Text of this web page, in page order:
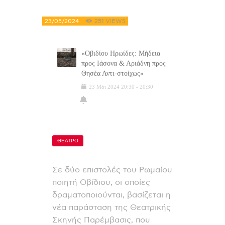
23/05/2024 251 VIEWS
«Οβιδίου Ηρωίδες: Μήδεια
προς Ιάσονα & Αριάδνη προς
Θησέα Αντι-στοίχως»
23 Μάι 2024 20:30 - 20:30
ΘΕΑΤΡΟ
Σε δύο επιστολές του Ρωμαίου
ποιητή Οβίδιου, οι οποίες
δραματοποιούνται, βασίζεται η
νέα παράσταση της Θεατρικής
Σκηνής Παρέμβασις, που